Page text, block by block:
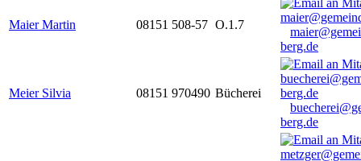
Maier Martin 08151 508-57 O.1.7
berg.de
Meier Silvia 08151 970490 Bücherei
berg.de